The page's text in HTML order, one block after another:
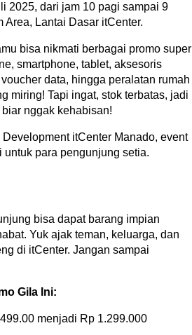
2025, dari jam 10 pagi sampai 9
Area, Lantai Dasar itCenter.
bisa nikmati berbagai promo super
smartphone, tablet, aksesoris
data, hingga peralatan rumah
miring! Tapi ingat, stok terbatas, jadi
nggak kehabisan!
itCenter Manado, event
para pengunjung setia.
bisa dapat barang impian
Yuk ajak teman, keluarga, dan
di itCenter. Jangan sampai
Gila Ini:
menjadi Rp 1.299.000